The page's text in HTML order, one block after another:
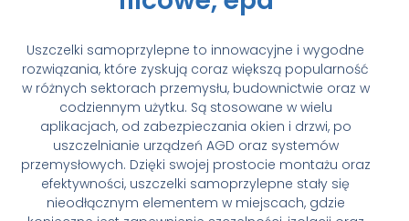
Uszczelki samoprzylepne to innowacyjne i wygodne
rozwiązania, które zyskują coraz większą popularność
w różnych sektorach przemysłu, budownictwie oraz w
codziennym użytku. Są stosowane w wielu
aplikacjach, od zabezpieczania okien i drzwi, po
uszczelnianie urządzeń AGD oraz systemów
przemysłowych. Dzięki swojej prostocie montażu oraz
efektywności, uszczelki samoprzylepne stały się
nieodłącznym elementem w miejscach, gdzie